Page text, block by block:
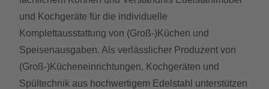
und Kochgeräte für die individuelle
Komplettausstattung von (Groß-)Küchen und
Speisenausgaben. Als verlässlicher Produzent von
(Groß-)Kücheneinrichtungen, Kochgeräten und
Spültechnik aus hochwertigem Edelstahl unterstützen